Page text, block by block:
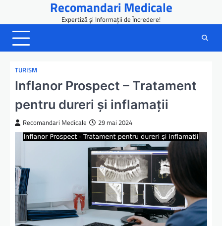
content
Recomandari Medicale
Expertiză și Informații de Încredere!
TURISM
Inflanor Prospect – Tratament
pentru dureri și inflamații
Recomandari Medicale 29 mai 2024